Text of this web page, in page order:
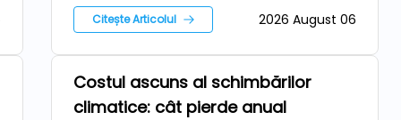
Citește Articolul 2026 August 06
Repere
Costul ascuns al schimbărilor
climatice: cât pierde anual